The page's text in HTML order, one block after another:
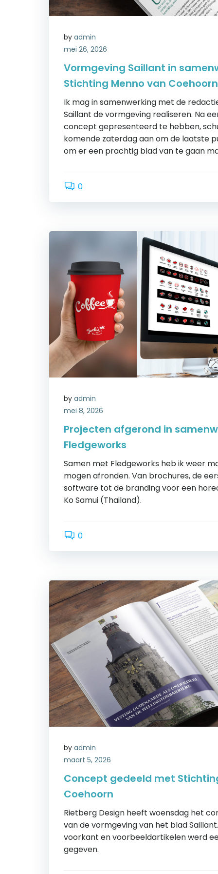
by admin
mei 26, 2026
Vormgeving Saillant in
Stichting Menno van Coehoorn
Ik mag in samenwerking met de
Saillant de vormgeving realiseren. Na
concept gepresenteerd te hebben,
komende zaterdag aan om de laatste
om er een prachtig blad van te gaan
0
by admin
mei 8, 2026
Projecten afgerond in
Fledgeworks
Samen met Fledgeworks heb ik weer
mogen afronden. Van brochures, de
software tot de branding voor een
Ko Samui (Thailand).
0
by admin
maart 5, 2026
Concept gedeeld met
Coehoorn
Rietberg Design heeft woensdag het
van de vormgeving van het blad
voorkant en voorbeeldartikelen werd
gegeven.